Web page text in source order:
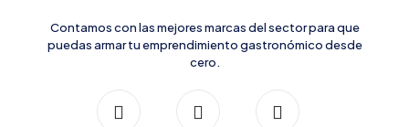
Contamos con las mejores marcas del sector para que
puedas armar tu emprendimiento gastronómico desde
cero.